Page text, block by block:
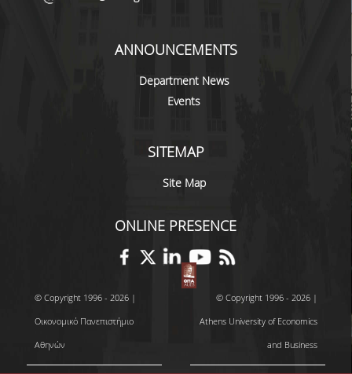
ANNOUNCEMENTS
Department News
Events
SITEMAP
Site Map
ONLINE PRESENCE
© Copyright 1996 - 2026 |
Οικονομικό Πανεπιστήμιο
Αθηνών
© Copyright 1996 - 2026 |
Athens University of Economics
and Business